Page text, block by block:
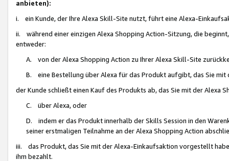
anbieten):
i. ein Kunde, der Ihre Alexa Skill-Site nutzt, führt eine Alexa-
ii. während einer einzigen Alexa Shopping Action-Sitzung, die
entweder:
A. von der Alexa Shopping Action zu Ihrer Alexa Skill-Site
B. eine Bestellung über Alexa für das Produkt aufgibt, das Sie mit
der Kunde schließt einen Kauf des Produkts ab, das Sie mit der Alexa
C. über Alexa, oder
D. indem er das Produkt innerhalb der Skills Session in den
seiner erstmaligen Teilnahme an der Alexa Shopping Action
iii. das Produkt, das Sie mit der Alexa-Einkaufsaktion vorgestellt
ihm bezahlt.